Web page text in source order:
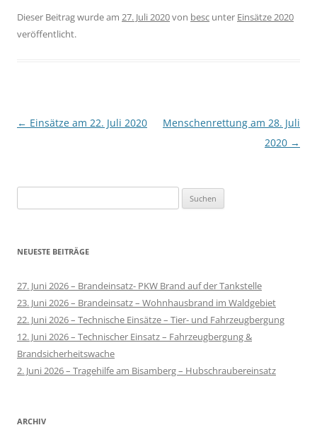
Dieser Beitrag wurde am 27. Juli 2020von besc unter Einsätze 2020
veröffentlicht.
Beitragsnavigation
← Einsätze am 22. Juli 2020
Menschenrettung am 28. Juli
2020 →
nach:
NEUESTE BEITRÄGE
27. Juni 2026 – Brandeinsatz- PKW Brand auf der Tankstelle
23. Juni 2026 – Brandeinsatz – Wohnhausbrand im Waldgebiet
22. Juni 2026 – Technische Einsätze – Tier- und Fahrzeugbergung
12. Juni 2026 – Technischer Einsatz – Fahrzeugbergung &
Brandsicherheitswache
2. Juni 2026 – Tragehilfe am Bisamberg – Hubschraubereinsatz
ARCHIV